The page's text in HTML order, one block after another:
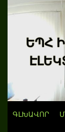
ԵՊՀ
ԳԼԽԱՎՈՐ